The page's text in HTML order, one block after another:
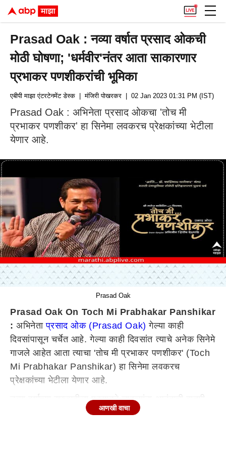
Prasad Oak : नव्या वर्षात प्रसाद ओकची
मोठी घोषणा; 'धर्मवीर'नंतर आता साकारणार
प्रभाकर पणशीकरांची भूमिका
एबीपी माझा एंटरटेनमेंट डेस्क | मंजिरी पोखरकर | 02 Jan 2023 01:31 PM (IST)
Prasad Oak : अभिनेता प्रसाद ओकचा 'तोच मी
प्रभाकर पणशीकर' हा सिनेमा लवकरच प्रेक्षकांच्या भेटीला
येणार आहे.
Prasad Oak
Prasad Oak On Toch Mi Prabhakar Panshikar
: अभिनेताप्रसाद ओक (Prasad Oak) गेल्या काही
दिवसांपासून चर्चेत आहे. गेल्या काही दिवसांत त्याचे अनेक सिनेमे
गाजले आहेत आता त्याचा 'तोच मी प्रभाकर पणशीकर' (Toch
Mi Prabhakar Panshikar) हा सिनेमा लवकरच
प्रेक्षकांच्या भेटीला येणार आहे.
नव्या वर्षाच्या सुरुवातीला प्रसादने चाहत्यांना आनंदाची बातमी
दिली आहे. सोशल मीडियाच्या माध्यमातून त्याने आगामी सिनेमाची
आणखी वाचा